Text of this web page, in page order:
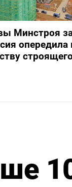
Минстроя
опередила